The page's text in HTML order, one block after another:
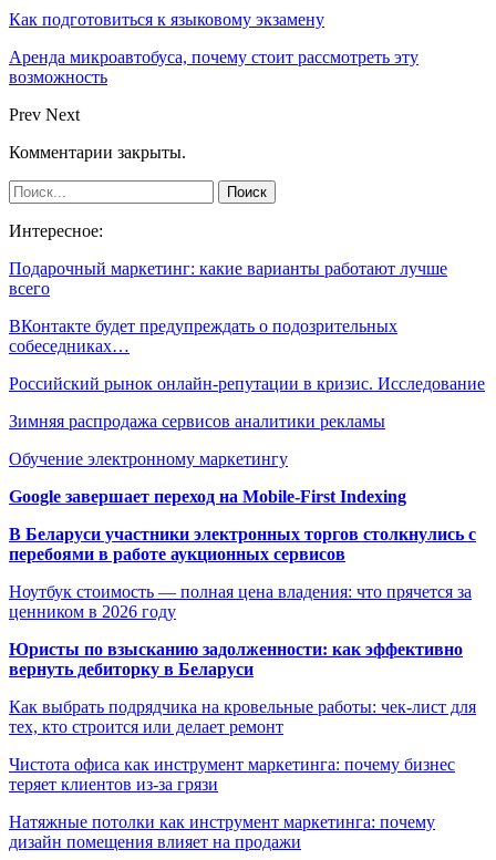
Как подготовиться к языковому экзамену
Аренда микроавтобуса, почему стоит рассмотреть эту
возможность
Prev Next
Комментарии закрыты.
Интересное:
Подарочный маркетинг: какие варианты работают лучше
всего
ВКонтакте будет предупреждать о подозрительных
собеседниках…
Российский рынок онлайн-репутации в кризис. Исследование
Зимняя распродажа сервисов аналитики рекламы
Обучение электронному маркетингу
Google завершает переход на Mobile-First Indexing
В Беларуси участники электронных торгов столкнулись с
перебоями в работе аукционных сервисов
Ноутбук стоимость — полная цена владения: что прячется за
ценником в 2026 году
Юристы по взысканию задолженности: как эффективно
вернуть дебиторку в Беларуси
Как выбрать подрядчика на кровельные работы: чек-лист для
тех, кто строится или делает ремонт
Чистота офиса как инструмент маркетинга: почему бизнес
теряет клиентов из-за грязи
Натяжные потолки как инструмент маркетинга: почему
дизайн помещения влияет на продажи